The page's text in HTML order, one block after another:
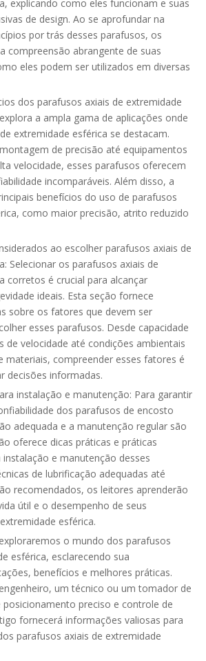
explicando como eles funcionam e suas
de design. Ao se aprofundar na
por trás desses parafusos, os
compreensão abrangente de suas
eles podem ser utilizados em diversas
dos parafusos axiais de extremidade
a ampla gama de aplicações onde
extremidade esférica se destacam.
de precisão até equipamentos
velocidade, esses parafusos oferecem
incomparáveis. Além disso, a
benefícios do uso de parafusos
como maior precisão, atrito reduzido
ao escolher parafusos axiais de
Selecionar os parafusos axiais de
corretos é crucial para alcançar
ideais. Esta seção fornece
sobre os fatores que devem ser
esses parafusos. Desde capacidade
de velocidade até condições ambientais
materiais, compreender esses fatores é
decisões informadas.
instalação e manutenção: Para garantir
dos parafusos de encosto
adequada e a manutenção regular são
oferece dicas práticas e práticas
e manutenção desses
de lubrificação adequadas até
recomendados, os leitores aprenderão
útil e o desempenho de seus
esférica.
o mundo dos parafusos
esférica, esclarecendo sua
benefícios e melhores práticas.
um técnico ou um tomador de
posicionamento preciso e controle de
fornecerá informações valiosas para
parafusos axiais de extremidade